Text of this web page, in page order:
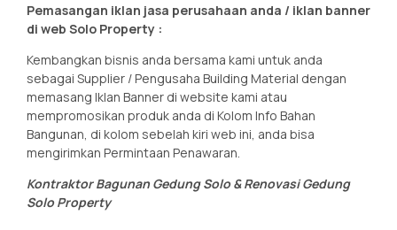
Pemasangan iklan jasa perusahaan anda / iklan banner
di web Solo Property :
Kembangkan bisnis anda bersama kami untuk anda
sebagai Supplier / Pengusaha Building Material dengan
memasang Iklan Banner di website kami atau
mempromosikan produk anda di Kolom Info Bahan
Bangunan, di kolom sebelah kiri web ini, anda bisa
mengirimkan Permintaan Penawaran.
Kontraktor Bagunan Gedung Solo & Renovasi Gedung
Solo Property